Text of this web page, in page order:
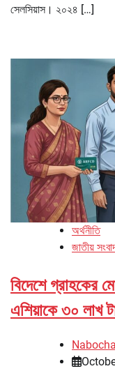
সেলসিয়াস। ২০২৪ […]
অর্থনীতি
জাতীয়
বিদেশে গ্রাহকের
এশিয়াকে ৩০ লাখ